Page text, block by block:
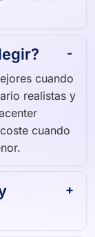
cuando
realistas y
cuando